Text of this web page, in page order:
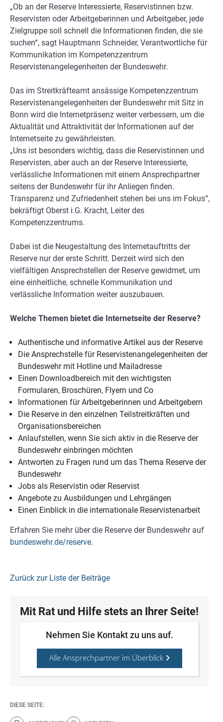
„Ob an der Reserve Interessierte, Reservistinnen bzw.
Reservisten oder Arbeitgeberinnen und Arbeitgeber, jede
Zielgruppe soll schnell die Informationen finden, die sie
suchen“, sagt Hauptmann Schneider, Verantwortliche für
Kommunikation im Kompetenzzentrum
Reservistenangelegenheiten der Bundeswehr.
Das im Streitkräfteamt ansässige Kompetenzzentrum
Reservistenangelegenheiten der Bundeswehr mit Sitz in
Bonn wird die Internetpräsenz weiter verbessern, um die
Aktualität und Attraktivität der Informationen auf der
Internetseite zu gewährleisten.
„Uns ist besonders wichtig, dass die Reservistinnen und
Reservisten, aber auch an der Reserve Interessierte,
verlässliche Informationen mit einem Ansprechpartner
seitens der Bundeswehr für ihr Anliegen finden.
Transparenz und Zufriedenheit stehen bei uns im Fokus“,
bekräftigt Oberst i.G. Kracht, Leiter des
Kompetenzzentrums.
Dabei ist die Neugestaltung des Internetauftritts der
Reserve nur der erste Schritt. Derzeit wird sich den
vielfältigen Ansprechstellen der Reserve gewidmet, um
eine einheitliche, schnelle Kommunikation und
verlässliche Information weiter auszubauen.
Welche Themen bietet die Internetseite der Reserve?
Authentische und informative Artikel aus der Reserve
Die Ansprechstelle für Reservistenangelegenheiten der
Bundeswehr mit Hotline und Mailadresse
Einen Downloadbereich mit den wichtigsten
Formularen, Broschüren, Flyern und Co
Informationen für Arbeitgeberinnen und Arbeitgebern
Die Reserve in den einzelnen Teilstreitkräften und
Organisationsbereichen
Anlaufstellen, wenn Sie sich aktiv in die Reserve der
Bundeswehr einbringen möchten
Antworten zu Fragen rund um das Thema Reserve der
Bundeswehr
Jobs als Reservistin oder Reservist
Angebote zu Ausbildungen und Lehrgängen
Einen Einblick in die internationale Reservistenarbeit
Erfahren Sie mehr über die Reserve der Bundeswehr auf
bundeswehr.de/reserve.
Zurück zur Liste der Beiträge
Mit Rat und Hilfe stets an Ihrer Seite!
Nehmen Sie Kontakt zu uns auf.
Alle Ansprechpartner im Überblick
DIESE SEITE: